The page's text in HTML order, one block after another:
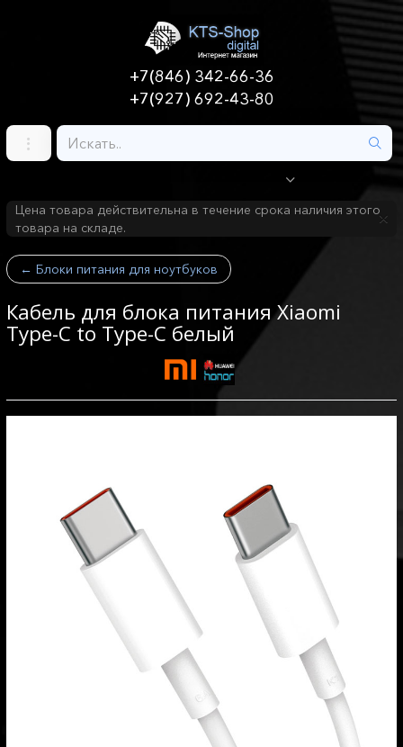
+7(846) 342-66-36
+7(927) 692-43-80
Цена товара действительна в течение срока наличия этого
товара на складе.
← Блоки питания для ноутбуков
Кабель для блока питания Xiaomi
Type-C to Type-C белый